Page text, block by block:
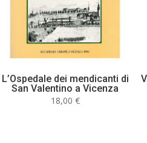
L’Ospedale dei mendicanti di
San Valentino a Vicenza
18,00 €